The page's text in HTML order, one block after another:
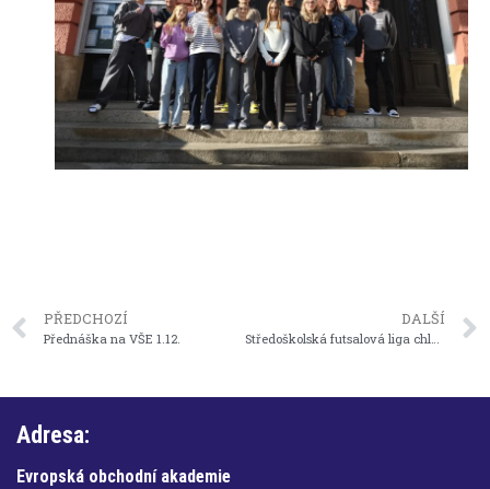
PŘEDCHOZÍ
Přednáška na VŠE 1.12.
DALŠÍ
Adresa:
Evropská obchodní akademie